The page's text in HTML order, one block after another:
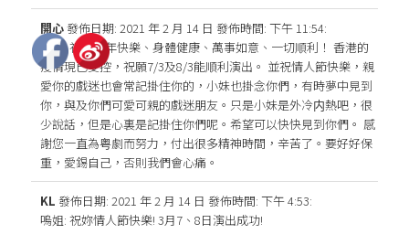
開心發佈日期: 2021 年 2 月 14 日 發佈時間: 下午 11:54:
嗚姐: 祝您新年快樂、身體健康、萬事如意、一切順利！ 香港的
疫情現已受控，祝願7/3及8/3能順利演出。 並祝情人節快樂，親
愛你的戲迷也會常記掛住你的，小妹也掛念你們，有時夢中見到
你，與及你們可愛可親的戲迷朋友。只是小妹是外冷内熱吧，很
少說話，但是心裏是記掛住你們呢。希望可以快快見到你們。 感
謝您一直為粤劇而努力，付出很多精神時間，辛苦了。要好好保
重，愛錫自己，否則我們會心痛。
KL發佈日期: 2021 年 2 月 14 日 發佈時間: 下午 4:53:
嗚姐: 祝妳情人節快樂! 3月7、8日演出成功!